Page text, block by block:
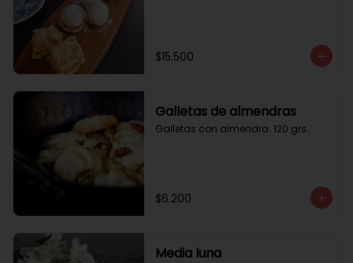
$15.500
Galletas de almendras
Galletas con almendra. 120 grs.
$6.200
Media luna